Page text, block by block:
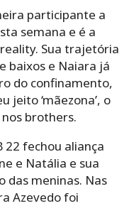
participante a
semana e é a
Sua trajetória
baixos e Naiara já
do confinamento,
jeito ‘mãezona’, o
brothers.
22 fechou aliança
e Natália e sua
das meninas. Nas
Azevedo foi